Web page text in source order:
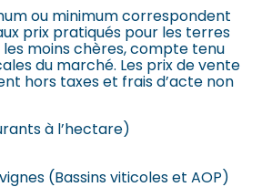
ou minimum correspondent
prix pratiqués pour les terres
moins chères, compte tenu
du marché. Les prix de vente
hors taxes et frais d’acte non
à l’hectare)
(Bassins viticoles et AOP)